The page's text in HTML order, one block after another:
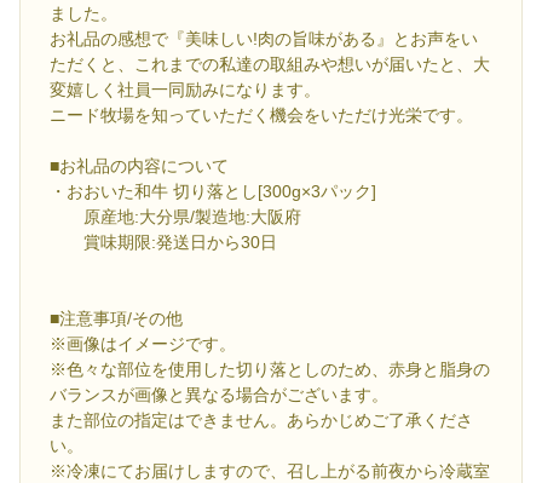
ました。
お礼品の感想で『美味しい!肉の旨味がある』とお声をい
ただくと、これまでの私達の取組みや想いが届いたと、大
変嬉しく社員一同励みになります。
ニード牧場を知っていただく機会をいただけ光栄です。
■お礼品の内容について
・おおいた和牛 切り落とし[300g×3パック]
原産地:大分県/製造地:大阪府
賞味期限:発送日から30日
■注意事項/その他
※画像はイメージです。
※色々な部位を使用した切り落としのため、赤身と脂身の
バランスが画像と異なる場合がございます。
また部位の指定はできません。あらかじめご了承くださ
い。
※冷凍にてお届けしますので、召し上がる前夜から冷蔵室